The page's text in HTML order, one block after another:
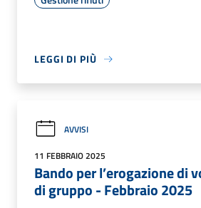
LEGGI DI PIÙ
AVVISI
11 FEBBRAIO 2025
Bando per l’erogazione di
di gruppo - Febbraio 2025